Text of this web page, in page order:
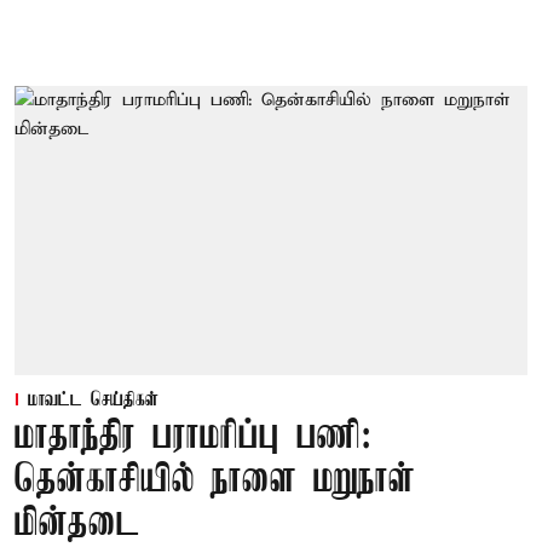
மாவட்ட செய்திகள்
மாதாந்திர பராமரிப்பு பணி:
தென்காசியில் நாளை மறுநாள்
மின்தடை